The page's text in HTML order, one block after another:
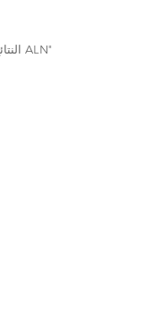
1 النتائج التي تم العثور عليها ل "سيراميك تبريد عازل ALN"